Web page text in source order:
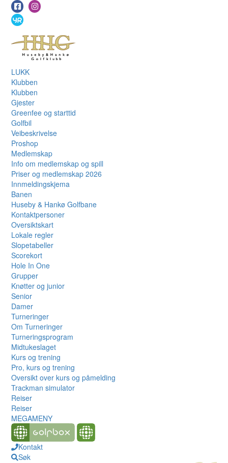
LUKK
Klubben
Klubben
Gjester
Greenfee og starttid
Golfbil
Veibeskrivelse
Proshop
Medlemskap
Info om medlemskap og spill
Priser og medlemskap 2026
Innmeldingskjema
Banen
Huseby & Hankø Golfbane
Kontaktpersoner
Oversiktskart
Lokale regler
Slopetabeller
Scorekort
Hole In One
Grupper
Knøtter og junior
Senior
Damer
Turneringer
Om Turneringer
Turneringsprogram
Midtukeslaget
Kurs og trening
Pro, kurs og trening
Oversikt over kurs og påmelding
Trackman simulator
Reiser
Reiser
MEGAMENY
Kontakt
Søk